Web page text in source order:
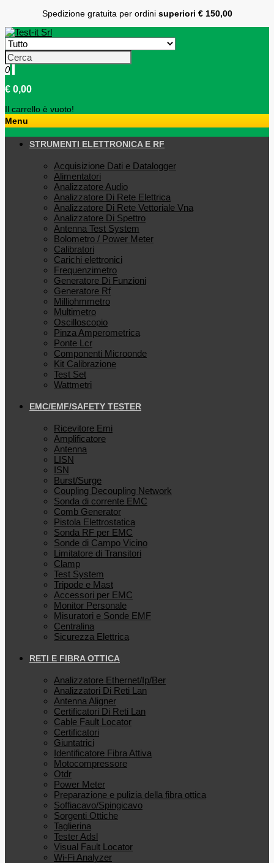
Spedizione gratuita per ordini superiori € 150,00
0
€ 0,00
Il carrello è vuoto!
Menu
STRUMENTI ELETTRONICA E RF
Acquisizione Dati e Datalogger
Alimentatori
Analizzatore Audio
Analizzatore Di Rete Elettrica
Analizzatore Di Rete Vettoriale Vna
Analizzatore Di Spettro
Antenna Test System
Bolometro / Power Meter
Calibratori
Carichi elettronici
Frequenzimetro
Generatore Di Funzioni
Generatore Rf
Milliohmmetro
Multimetro
Oscilloscopio
Pinza Amperometrica
Ponte Lcr
Componenti Microonde
Kit Calibrazione
Test Set
Wattmetri
EMC/EMF/SAFETY TESTER
Ricevitore Emi
Amplificatore
Antenna
LISN
ISN
Burst/Surge
Coupling Decoupling Network
Sonda di corrente EMC
Comb Generator
Pistola Elettrostatica
Sonda RF per EMC
Sonde di Campo Vicino
Limitatore di Transitori
Clamp
Test System
Tripode e Mast
Accessori per EMC
Monitor Personale
Misuratori e Sonde EMF
Centralina
Sicurezza Elettrica
RETI E FIBRA OTTICA
Analizzatore Ethernet/Ip/Ber
Analizzatori Di Reti Lan
Antenna Aligner
Certificatori Di Reti Lan
Cable Fault Locator
Certificatori
Giuntatrici
Identificatore Fibra Attiva
Motocompressore
Otdr
Power Meter
Preparazione e pulizia della fibra ottica
Soffiacavo/Spingicavo
Sorgenti Ottiche
Taglierina
Tester Adsl
Visual Fault Locator
Wi-Fi Analyzer